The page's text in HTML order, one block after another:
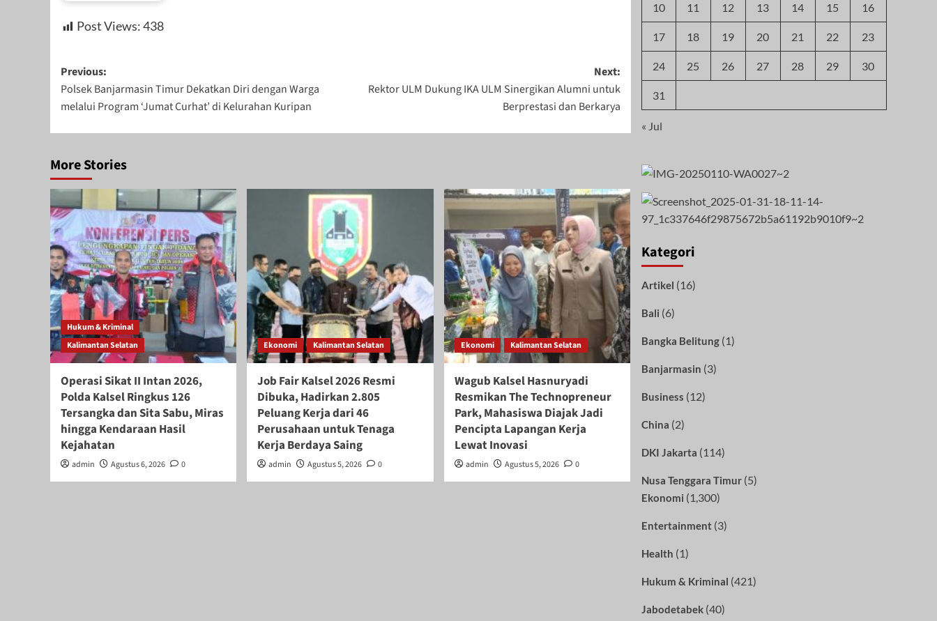
Post Views:438
Post
navigation
Previous:
Polsek Banjarmasin Timur Dekatkan Diri dengan Warga
melalui Program ‘Jumat Curhat’ di Kelurahan Kuripan
Next:
Rektor ULM Dukung IKA ULM Sinergikan Alumni untuk
Berprestasi dan Berkarya
More Stories
Hukum & Kriminal
Kalimantan Selatan
Operasi Sikat II Intan 2026,
Polda Kalsel Ringkus 126
Tersangka dan Sita Sabu, Miras
hingga Kendaraan Hasil
Kejahatan
admin Agustus 6, 2026 0
Ekonomi Kalimantan Selatan
Job Fair Kalsel 2026 Resmi
Dibuka, Hadirkan 2.805
Peluang Kerja dari 46
Perusahaan untuk Tenaga
Kerja Berdaya Saing
admin Agustus 5, 2026 0
Ekonomi Kalimantan Selatan
Wagub Kalsel Hasnuryadi
Resmikan The Technopreneur
Park, Mahasiswa Diajak Jadi
Pencipta Lapangan Kerja
Lewat Inovasi
admin Agustus 5, 2026 0
10 11 12 13 14 15 16
17 18 19 20 21 22 23
24 25 26 27 28 29 30
31
« Jul
Kategori
Artikel (16)
Bali (6)
Bangka Belitung(1)
Banjarmasin (3)
Business (12)
China (2)
DKI Jakarta (114)
Nusa Tenggara Timur(5)
Ekonomi (1,300)
Entertainment(3)
Health (1)
Hukum & Kriminal (421)
Jabodetabek(40)